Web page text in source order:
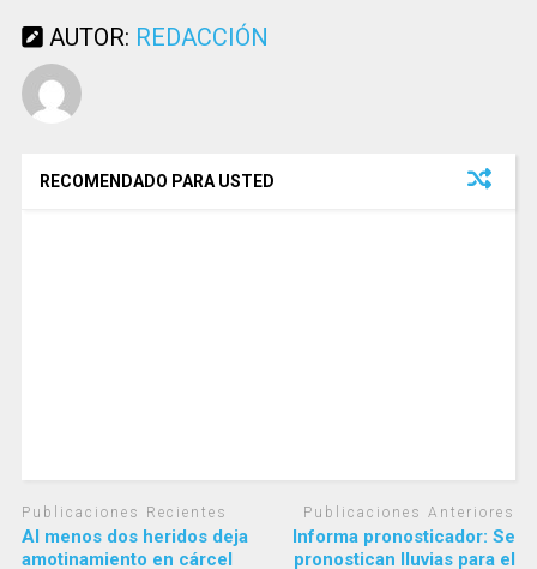
AUTOR: REDACCIÓN
RECOMENDADO PARA USTED
Publicaciones Recientes
Al menos dos heridos deja
amotinamiento en cárcel
Publicaciones Anteriores
Informa pronosticador: Se
pronostican lluvias para el